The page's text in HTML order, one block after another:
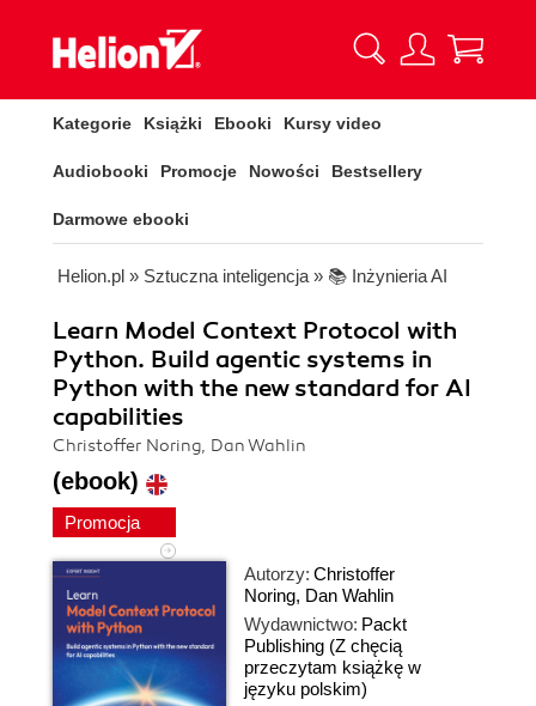
Kategorie Książki Ebooki Kursy video
Audiobooki Promocje Nowości Bestsellery
Darmowe ebooki
Helion.pl » Sztuczna inteligencja » 📚 Inżynieria AI
Learn Model Context Protocol with
Python. Build agentic systems in
Python with the new standard for AI
capabilities
Christoffer Noring, Dan Wahlin
(ebook)
Promocja
Autorzy: Christoffer
Noring, Dan Wahlin
Wydawnictwo: Packt
Publishing (Z chęcią
przeczytam książkę w
języku polskim)